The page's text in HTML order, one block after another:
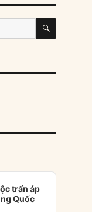
SEARCH
trấn áp
Quốc